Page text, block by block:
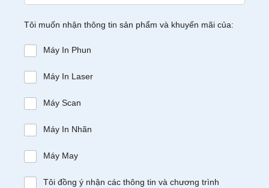
Tôi muốn nhận thông tin sản phẩm và khuyến mãi của:
Máy In Phun
Máy In Laser
Máy Scan
Máy In Nhãn
Máy May
Tôi đồng ý nhận các thông tin và chương trình